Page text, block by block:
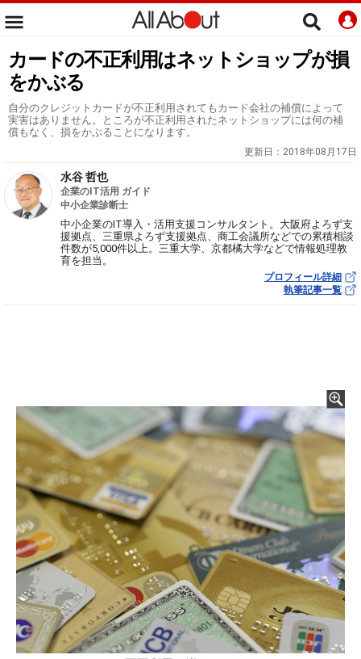
カードの不正利用はネットショップが損
をかぶる
自分のクレジットカードが不正利用されてもカード会社の補償によって
実害はありません。ところが不正利用されたネットショップには何の補
償もなく、損をかぶることになります。
更新日： 2018年08月17日
水谷 哲也
企業のIT活用 ガイド
中小企業診断士
中小企業のIT導入・活用支援コンサルタント。大阪府よろず支
援拠点、三重県よろず支援拠点、商工会議所などでの累積相談
件数が5,000件以上。三重大学、京都橘大学などで情報処理教
育を担当。
プロフィール詳細
執筆記事一覧